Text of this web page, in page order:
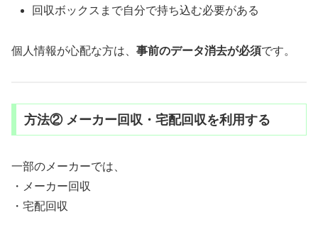
回収ボックスまで自分で持ち込む必要がある
個人情報が心配な方は、 事前のデータ消去が必須です。
方法② メーカー回収・宅配回収を利用する
一部のメーカーでは、
・メーカー回収
・宅配回収